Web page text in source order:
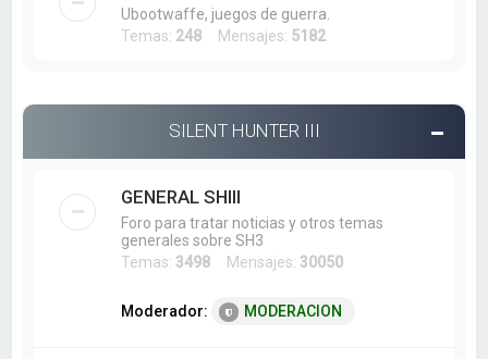
Ubootwaffe, juegos de guerra.
Temas: 248 Mensajes: 5182
SILENT HUNTER III
GENERAL SHIII
Foro para tratar noticias y otros temas
generales sobre SH3
Temas: 3498 Mensajes: 30050
Moderador: MODERACION